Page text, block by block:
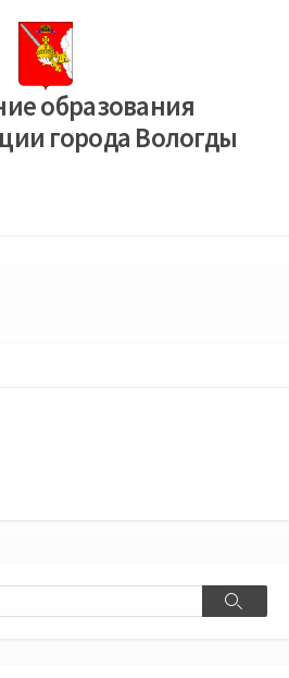
образования
города Вологды
Поиск